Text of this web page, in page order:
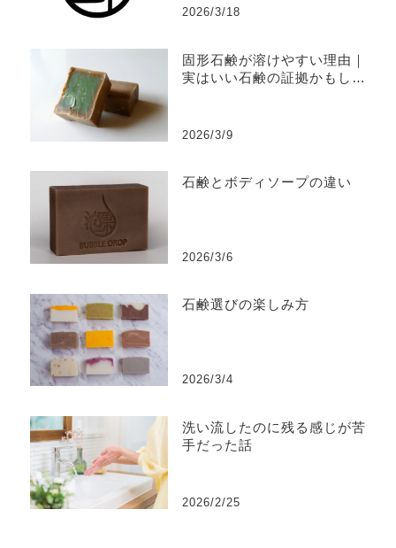
2026/3/18
固形石鹸が溶けやすい理由｜
実はいい石鹸の証拠かもしれ
2026/3/9
石鹸とボディソープの違い
2026/3/6
石鹸選びの楽しみ方
2026/3/4
洗い流したのに残る感じが苦
手だった話
2026/2/25